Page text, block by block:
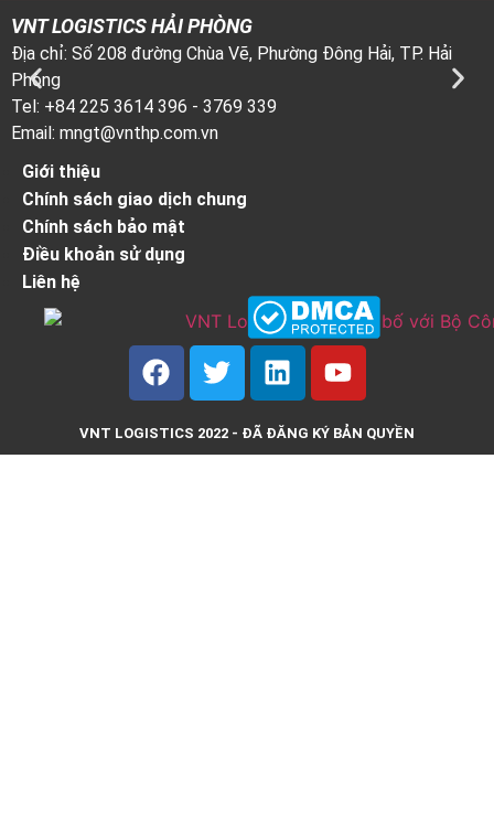
VNT LOGISTICS HẢI PHÒNG
Địa chỉ: Số 208 đường Chùa Vẽ, Phường Đông Hải, TP. Hải
Phòng
Tel: +84 225 3614 396 - 3769 339
Email: mngt@vnthp.com.vn
Giới thiệu
Chính sách giao dịch chung
Chính sách bảo mật
Điều khoản sử dụng
Liên hệ
VNT LOGISTICS 2022 - ĐÃ ĐĂNG KÝ BẢN QUYỀN